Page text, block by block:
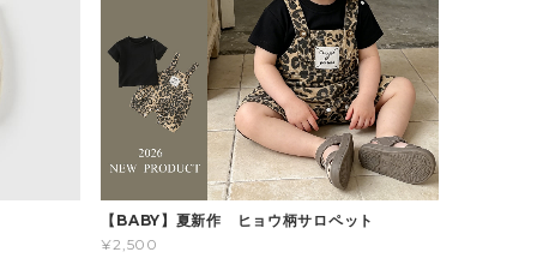
【BABY】夏新作 ヒョウ柄サロペット
¥2,500